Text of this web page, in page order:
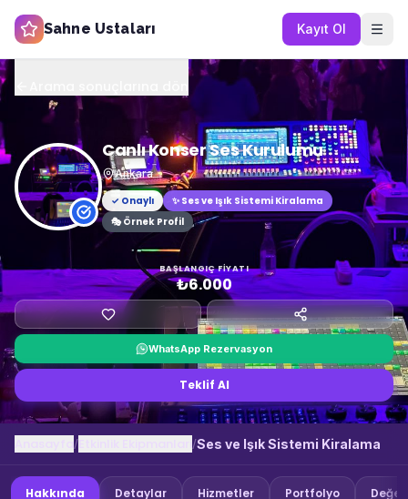
Sahne Ustaları Kayıt Ol
Canlı Konser Ses Kurulumu
Ankara
✓ Onaylı
✨ Ses ve Işık Sistemi Kiralama
🎭 Örnek Profil
BAŞLANGIÇ FIYATI
₺6.000
WhatsApp Rezervasyon
Teklif Al
/ /Ses ve Işık Sistemi Kiralama
Hakkında Detaylar Hizmetler Portfolyo